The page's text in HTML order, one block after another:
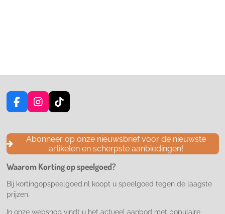
F
a
e
o
k
I
n
t
a
g
r
a
m
T
i
T
o
k
Abonneer op onze nieuwsbrief voor de nieuwste
artikelen en scherpste aanbiedingen!
Waarom Korting op speelgoed?
Bij kortingopspeelgoed.nl koopt u speelgoed tegen de laagste
prijzen.
In onze webshop vindt u het actueel aanbod met populaire